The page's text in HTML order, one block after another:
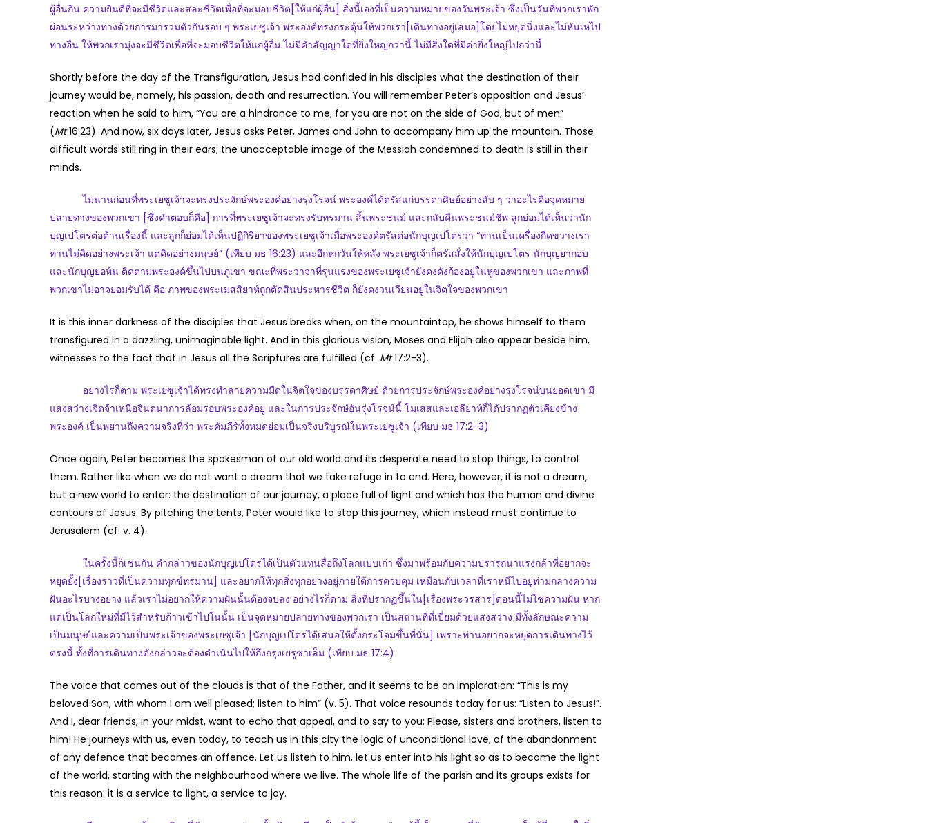
ผู้อื่นกิน ความยินดีที่จะมีชีวิตและสละชีวิตเพื่อที่จะมอบชีวิต[ให้แก่ผู้อื่น] สิ่งนี้เองที่เป็นความหมายของวันพระเจ้า ซึ่งเป็นวันที่พวกเราพัก
ผ่อนระหว่างทางด้วยการมารวมตัวกันรอบ ๆ พระเยซูเจ้า พระองค์ทรงกระตุ้นให้พวกเรา[เดินทางอยู่เสมอ]โดยไม่หยุดนิ่งและไม่หันเหไป
ทางอื่น ให้พวกเรามุ่งจะมีชีวิตเพื่อที่จะมอบชีวิตให้แก่ผู้อื่น ไม่มีคำสัญญาใดที่ยิ่งใหญ่กว่านี้ ไม่มีสิ่งใดที่มีค่ายิ่งใหญ่ไปกว่านี้
Shortly before the day of the Transfiguration, Jesus had confided in his disciples what the destination of their
journey would be, namely, his passion, death and resurrection. You will remember Peter’s opposition and Jesus’
reaction when he said to him, “You are a hindrance to me; for you are not on the side of God, but of men”
(Mt16:23). And now, six days later, Jesus asks Peter, James and John to accompany him up the mountain. Those
difficult words still ring in their ears; the unacceptable image of the Messiah condemned to death is still in their
minds.
ไม่นานก่อนที่พระเยซูเจ้าจะทรงประจักษ์พระองค์อย่างรุ่งโรจน์ พระองค์ได้ตรัสแก่บรรดาศิษย์อย่างลับ ๆ ว่าอะไรคือจุดหมาย
ปลายทางของพวกเขา [ซึ่งคำตอบก็คือ] การที่พระเยซูเจ้าจะทรงรับทรมาน สิ้นพระชนม์ และกลับคืนพระชนม์ชีพ ลูกย่อมได้เห็นว่านัก
บุญเปโตรต่อต้านเรื่องนี้ และลูกก็ย่อมได้เห็นปฏิกิริยาของพระเยซูเจ้าเมื่อพระองค์ตรัสต่อนักบุญเปโตรว่า “ท่านเป็นเครื่องกีดขวางเรา
ท่านไม่คิดอย่างพระเจ้า แต่คิดอย่างมนุษย์” (เทียบ มธ 16:23) และอีกหกวันให้หลัง พระเยซูเจ้าก็ตรัสสั่งให้นักบุญเปโตร นักบุญยากอบ
และนักบุญยอห์น ติดตามพระองค์ขึ้นไปบนภูเขา ขณะที่พระวาจาที่รุนแรงของพระเยซูเจ้ายังคงดังก้องอยู่ในหูของพวกเขา และภาพที่
พวกเขาไม่อาจยอมรับได้ คือ ภาพของพระเมสสิยาห์ถูกตัดสินประหารชีวิต ก็ยังคงวนเวียนอยู่ในจิตใจของพวกเขา
It is this inner darkness of the disciples that Jesus breaks when, on the mountaintop, he shows himself to them
transfigured in a dazzling, unimaginable light. And in this glorious vision, Moses and Elijah also appear beside him,
witnesses to the fact that in Jesus all the Scriptures are fulfilled (cf. Mt17:2-3).
อย่างไรก็ตาม พระเยซูเจ้าได้ทรงทำลายความมืดในจิตใจของบรรดาศิษย์ ด้วยการประจักษ์พระองค์อย่างรุ่งโรจน์บนยอดเขา มี
แสงสว่างเจิดจ้าเหนือจินตนาการล้อมรอบพระองค์อยู่ และในการประจักษ์อันรุ่งโรจน์นี้ โมเสสและเอลียาห์ก็ได้ปรากฏตัวเคียงข้าง
พระองค์ เป็นพยานถึงความจริงที่ว่า พระคัมภีร์ทั้งหมดย่อมเป็นจริงบริบูรณ์ในพระเยซูเจ้า (เทียบ มธ 17:2-3)
Once again, Peter becomes the spokesman of our old world and its desperate need to stop things, to control
them. Rather like when we do not want a dream that we take refuge in to end. Here, however, it is not a dream,
but a new world to enter: the destination of our journey, a place full of light and which has the human and divine
contours of Jesus. By pitching the tents, Peter would like to stop this journey, which instead must continue to
Jerusalem (cf. v. 4).
ในครั้งนี้ก็เช่นกัน คำกล่าวของนักบุญเปโตรได้เป็นตัวแทนสื่อถึงโลกแบบเก่า ซึ่งมาพร้อมกับความปรารถนาแรงกล้าที่อยากจะ
หยุดยั้ง[เรื่องราวที่เป็นความทุกข์ทรมาน] และอยากให้ทุกสิ่งทุกอย่างอยู่ภายใต้การควบคุม เหมือนกับเวลาที่เราหนีไปอยู่ท่ามกลางความ
ฝันอะไรบางอย่าง แล้วเราไม่อยากให้ความฝันนั้นต้องจบลง อย่างไรก็ตาม สิ่งที่ปรากฏขึ้นใน[เรื่องพระวรสาร]ตอนนี้ไม่ใช่ความฝัน หาก
แต่เป็นโลกใหม่ที่มีไว้สำหรับก้าวเข้าไปในนั้น เป็นจุดหมายปลายทางของพวกเรา เป็นสถานที่ที่เปี่ยมด้วยแสงสว่าง มีทั้งลักษณะความ
เป็นมนุษย์และความเป็นพระเจ้าของพระเยซูเจ้า [นักบุญเปโตรได้เสนอให้ตั้งกระโจมขึ้นที่นั่น] เพราะท่านอยากจะหยุดการเดินทางไว้
ตรงนี้ ทั้งที่การเดินทางดังกล่าวจะต้องดำเนินไปให้ถึงกรุงเยรูซาเล็ม (เทียบ มธ 17:4)
The voice that comes out of the clouds is that of the Father, and it seems to be an imploration: “This is my
beloved Son, with whom I am well pleased; listen to him” (v. 5). That voice resounds today for us: “Listen to Jesus!”.
And I, dear friends, in your midst, want to echo that appeal, and to say to you: Please, sisters and brothers, listen to
him! He journeys with us, even today, to teach us in this city the logic of unconditional love, of the abandonment
of any defence that becomes an offence. Let us listen to him, let us enter into his light so as to become the light
of the world, starting with the neighbourhood where we live. The whole life of the parish and its groups exists for
this reason: it is a service to light, a service to joy.